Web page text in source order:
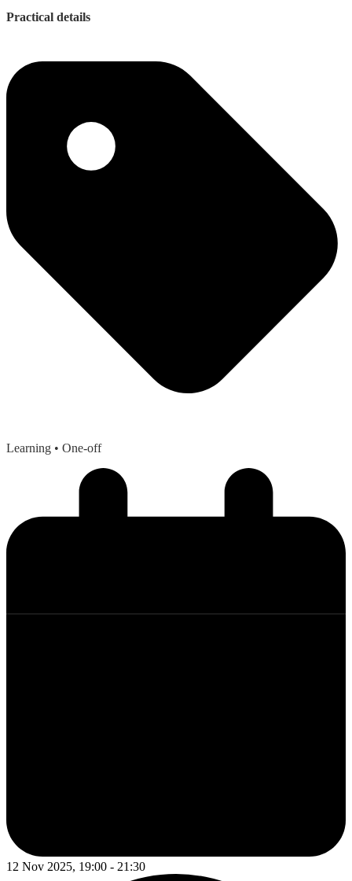
Practical details
Learning • One-off
12 Nov 2025, 19:00 - 21:30